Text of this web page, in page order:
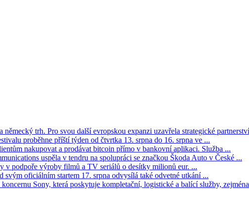
trh. Pro svou další evropskou expanzi uzavřela strategické
proběhne příští týden od čtvrtka 13. srpna do 16. srpna ve ...
nakupovat a prodávat bitcoin přímo v bankovní aplikaci. Služba ...
uspěla v tendru na spolupráci se značkou Škoda Auto v České ...
v podpoře výroby filmů a TV seriálů o desítky milionů eur. ...
svým oficiálním startem 17. srpna odvysílá také odvetné utkání ...
Sony, která poskytuje kompletační, logistické a balící služby,